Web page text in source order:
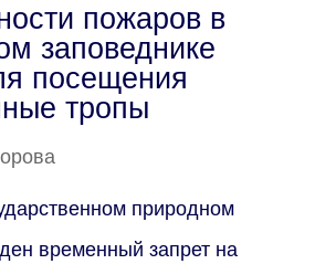
пожаров в
заповеднике
посещения
тропы
природном
временный запрет на